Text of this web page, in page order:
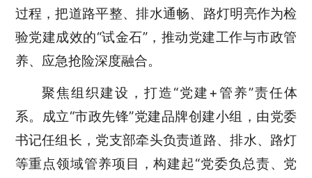
过程，把道路平整、排水通畅、路灯明亮作为检
验党建成效的“试金石”，推动党建工作与市政管
养、应急抢险深度融合。
聚焦组织建设，打造“党建+管养”责任体
系。成立“市政先锋”党建品牌创建小组，由党委
书记任组长，党支部牵头负责道路、排水、路灯
等重点领域管养项目，构建起“党委负总责、党